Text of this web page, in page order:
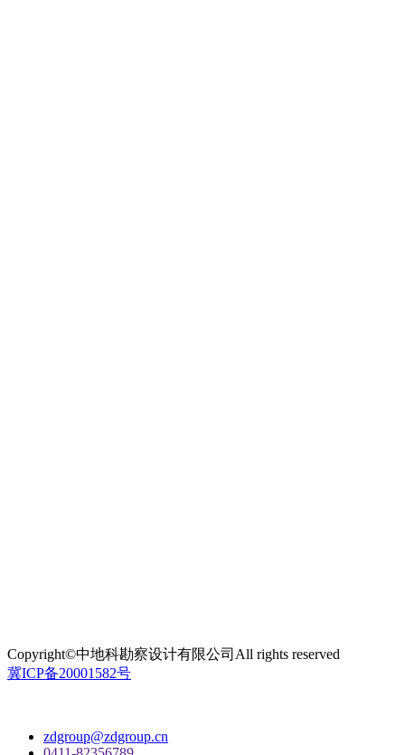
Copyright©中地科勘察设计有限公司All rights reserved
冀ICP备20001582号
zdgroup@zdgroup.cn